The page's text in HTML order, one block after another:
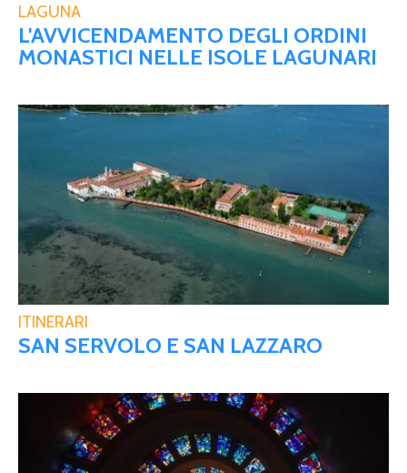
LAGUNA
L'AVVICENDAMENTO DEGLI ORDINI
MONASTICI NELLE ISOLE LAGUNARI
ITINERARI
SAN SERVOLO E SAN LAZZARO